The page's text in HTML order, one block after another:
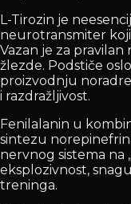
L-Tirozin je
neurotransmiter
Vazan je za
žlezde. Podstiče
proizvodnju
i razdražljivost.
Fenilalanin u
sintezu
nervnog sistema na
eksplozivnost,
treninga.